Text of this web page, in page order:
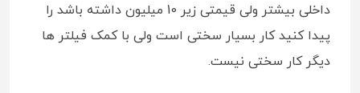
داخلی بیشتر ولی قیمتی زیر 10 میلیون داشته باشد را
پیدا کنید کار بسیار سختی است ولی با کمک فیلتر ها
دیگر کار سختی نیست.